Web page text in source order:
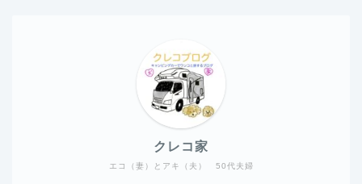
エコ（妻）とアキ（夫） 50代夫婦
クレコ家